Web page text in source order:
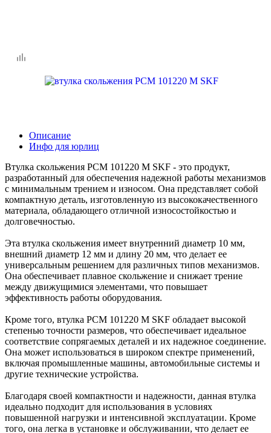
Описание
Инфо для юрлиц
Втулка скольжения PCM 101220 M SKF - это продукт,
разработанный для обеспечения надежной работы механизмов
с минимальным трением и износом. Она представляет собой
компактную деталь, изготовленную из высококачественного
материала, обладающего отличной износостойкостью и
долговечностью.
Эта втулка скольжения имеет внутренний диаметр 10 мм,
внешний диаметр 12 мм и длину 20 мм, что делает ее
универсальным решением для различных типов механизмов.
Она обеспечивает плавное скольжение и снижает трение
между движущимися элементами, что повышает
эффективность работы оборудования.
Кроме того, втулка PCM 101220 M SKF обладает высокой
степенью точности размеров, что обеспечивает идеальное
соответствие сопрягаемых деталей и их надежное соединение.
Она может использоваться в широком спектре применений,
включая промышленные машины, автомобильные системы и
другие технические устройства.
Благодаря своей компактности и надежности, данная втулка
идеально подходит для использования в условиях
повышенной нагрузки и интенсивной эксплуатации. Кроме
того, она легка в установке и обслуживании, что делает ее